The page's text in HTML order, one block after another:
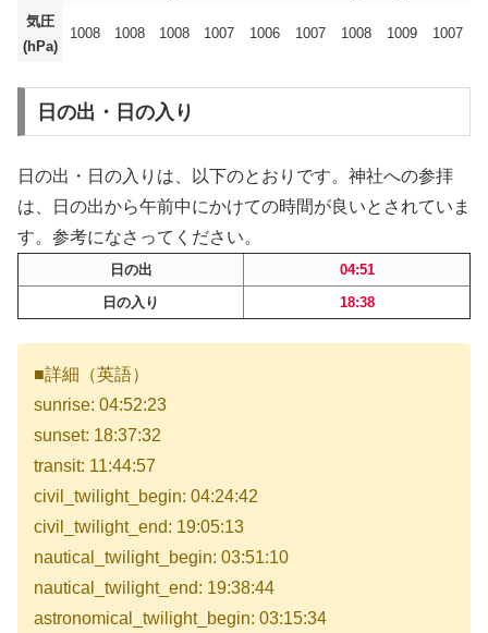
気圧
(hPa)
1008 1008 1008 1007 1006 1007 1008 1009 1007
日の出・日の入り
日の出・日の入りは、以下のとおりです。神社への参拝
は、日の出から午前中にかけての時間が良いとされていま
す。参考になさってください。
日の出
04:51
日の入り
18:38
■詳細（英語）
sunrise: 04:52:23
sunset: 18:37:32
transit: 11:44:57
civil_twilight_begin: 04:24:42
civil_twilight_end: 19:05:13
nautical_twilight_begin: 03:51:10
nautical_twilight_end: 19:38:44
astronomical_twilight_begin: 03:15:34